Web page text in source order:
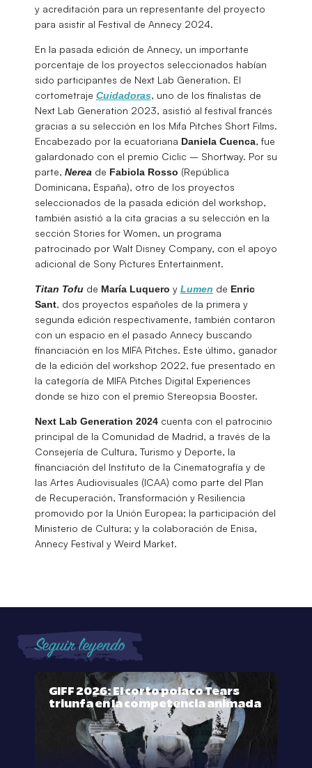
y acreditación para un representante del proyecto
para asistir al Festival de Annecy 2024.
En la pasada edición de Annecy, un importante
porcentaje de los proyectos seleccionados habían
sido participantes de Next Lab Generation. El
cortometraje Cuidadoras, uno de los finalistas de
Next Lab Generation 2023, asistió al festival francés
gracias a su selección en los Mifa Pitches Short Films.
Encabezado por la ecuatoriana Daniela Cuenca, fue
galardonado con el premio Ciclic – Shortway. Por su
parte, Nerea de Fabiola Rosso (República
Dominicana, España), otro de los proyectos
seleccionados de la pasada edición del workshop,
también asistió a la cita gracias a su selección en la
sección Stories for Women, un programa
patrocinado por Walt Disney Company, con el apoyo
adicional de Sony Pictures Entertainment.
Titan Tofu de María Luquero y Lumen de Enric
Sant, dos proyectos españoles de la primera y
segunda edición respectivamente, también contaron
con un espacio en el pasado Annecy buscando
financiación en los MIFA Pitches. Este último, ganador
de la edición del workshop 2022, fue presentado en
la categoría de MIFA Pitches Digital Experiences
donde se hizo con el premio Stereopsia Booster.
Next Lab Generation 2024 cuenta con el patrocinio
principal de la Comunidad de Madrid, a través de la
Consejería de Cultura, Turismo y Deporte, la
financiación del Instituto de la Cinematografía y de
las Artes Audiovisuales (ICAA) como parte del Plan
de Recuperación, Transformación y Resiliencia
promovido por la Unión Europea; la participación del
Ministerio de Cultura; y la colaboración de Enisa,
Annecy Festival y Weird Market.
Seguir leyendo
GIFF 2026: El corto polaco Tears
triunfa en la competencia animada